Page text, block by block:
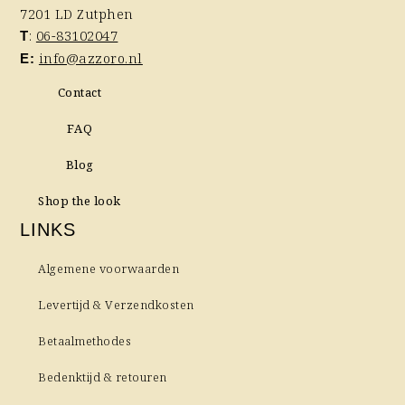
7201 LD Zutphen
T: 06-83102047
E: info@azzoro.nl
Contact
FAQ
Blog
Shop the look
LINKS
Algemene voorwaarden
Levertijd & Verzendkosten
Betaalmethodes
Bedenktijd & retouren